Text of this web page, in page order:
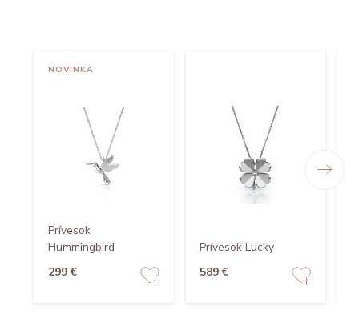
NOVINKA
Prívesok
Hummingbird
299 €
Prívesok Lucky
589 €